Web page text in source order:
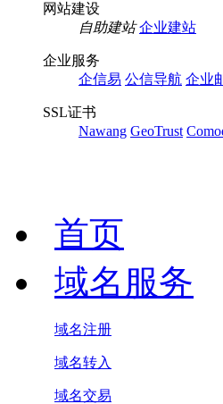
网站建设
自助建站 企业建站
企业服务
企信易 公信导航 企业
SSL证书
Nawang GeoTrust
首页
域名服务
域名注册
域名转入
域名交易